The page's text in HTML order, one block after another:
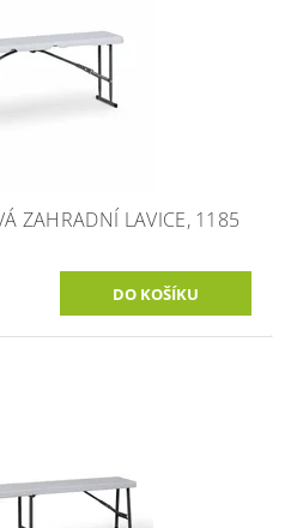
ZAHRADNÍ LAVICE, 1185